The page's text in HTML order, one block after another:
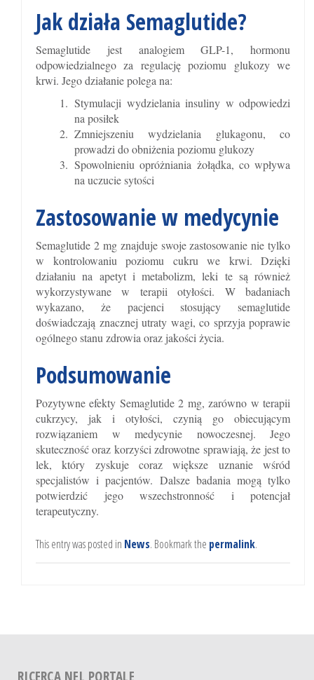
Jak działa Semaglutide?
Semaglutide jest analogiem GLP-1, hormonu
odpowiedzialnego za regulację poziomu glukozy we
krwi. Jego działanie polega na:
Stymulacji wydzielania insuliny w odpowiedzi
na posiłek
Zmniejszeniu wydzielania glukagonu, co
prowadzi do obniżenia poziomu glukozy
Spowolnieniu opróżniania żołądka, co wpływa
na uczucie sytości
Zastosowanie w medycynie
Semaglutide 2 mg znajduje swoje zastosowanie nie tylko
w kontrolowaniu poziomu cukru we krwi. Dzięki
działaniu na apetyt i metabolizm, leki te są również
wykorzystywane w terapii otyłości. W badaniach
wykazano, że pacjenci stosujący semaglutide
doświadczają znacznej utraty wagi, co sprzyja poprawie
ogólnego stanu zdrowia oraz jakości życia.
Podsumowanie
Pozytywne efekty Semaglutide 2 mg, zarówno w terapii
cukrzycy, jak i otyłości, czynią go obiecującym
rozwiązaniem w medycynie nowoczesnej. Jego
skuteczność oraz korzyści zdrowotne sprawiają, że jest to
lek, który zyskuje coraz większe uznanie wśród
specjalistów i pacjentów. Dalsze badania mogą tylko
potwierdzić jego wszechstronność i potencjał
terapeutyczny.
This entry was posted in News. Bookmark the permalink.
RICERCA NEL PORTALE